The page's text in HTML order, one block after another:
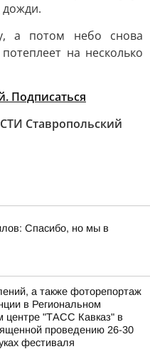
дожди.
а потом небо снова
на несколько
Подписаться
Ставропольский
Спасибо, но мы в
а также фоторепортаж
в Региональном
центре "ТАСС Кавказ" в
проведению 26-30
фестиваля